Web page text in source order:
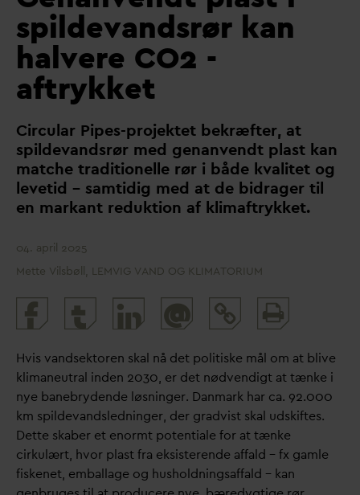
spildevandsrør kan
halvere CO2 -
aftrykket
Circular Pipes-projektet bekræfter, at
spildevandsrør med genanvendt plast kan
matche traditionelle rør i både kvalitet og
levetid – samtidig med at de bidrager til
en markant reduktion af klimaftrykket.
04. april 2025
Mette Vilsbøll, LEMVIG VAND OG KLIMATORIUM
@
and
Hvis vandsektoren skal nå det politiske mål om at blive
klimaneutral inden 2030, er det nødvendigt at tænke i
nye banebrydende løsninger. Danmark har ca. 92.000
km spildevandsledninger, der gradvist skal udskiftes.
Dette skaber et enormt potentiale for at tænke
cirkulært, hvor plast fra eksisterende affald – fx gamle
fiskenet, emballage og husholdningsaffald – kan